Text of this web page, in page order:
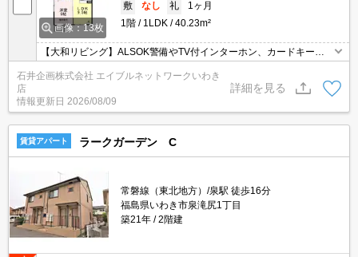
画像：13枚
敷
なし 礼
1ヶ月
1階
1LDK 40.23m²
【大和リビング】ALSOK警備やTV付インターホン、カードキーな
どの防犯対策！室内物干しを設置。共同宅配ボックスで留守でも安
心！セブンイレブン平愛谷町店まで徒歩5分！いわき駅まで徒歩で
石井企画株式会社 エイブルネットワークいわき
店
情報更新日 2026/08/09
詳細を見る
賃貸アパート ラークガーデン C
常磐線（東北地方）/泉駅 徒歩16分
福島県いわき市泉滝尻1丁目
築21年
2階建